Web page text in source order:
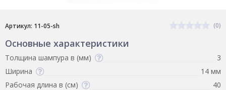
Артикул: 11-05-sh (0)
Основные характеристики
Толщина шампура в (мм)
3
Ширина
14 мм
Рабочая длина в (см)
40